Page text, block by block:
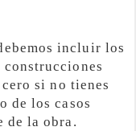
incluir los
si no tienes
de los casos
de la obra.